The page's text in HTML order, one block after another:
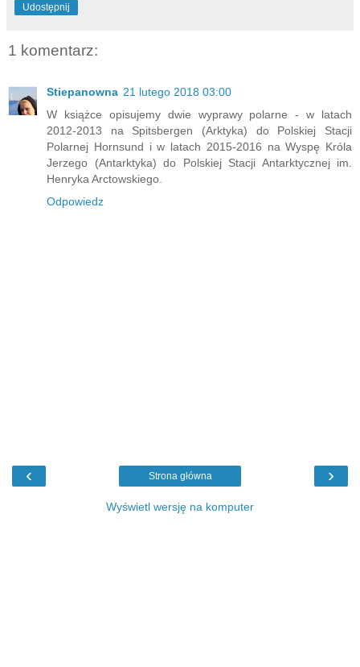
Udostępnij
1 komentarz:
Stiepanowna 21 lutego 2018 03:00
W książce opisujemy dwie wyprawy polarne - w latach
2012-2013 na Spitsbergen (Arktyka) do Polskiej Stacji
Polarnej Hornsund i w latach 2015-2016 na Wyspę Króla
Jerzego (Antarktyka) do Polskiej Stacji Antarktycznej im.
Henryka Arctowskiego.
Odpowiedz
‹ ›
Strona główna
Wyświetl wersję na komputer